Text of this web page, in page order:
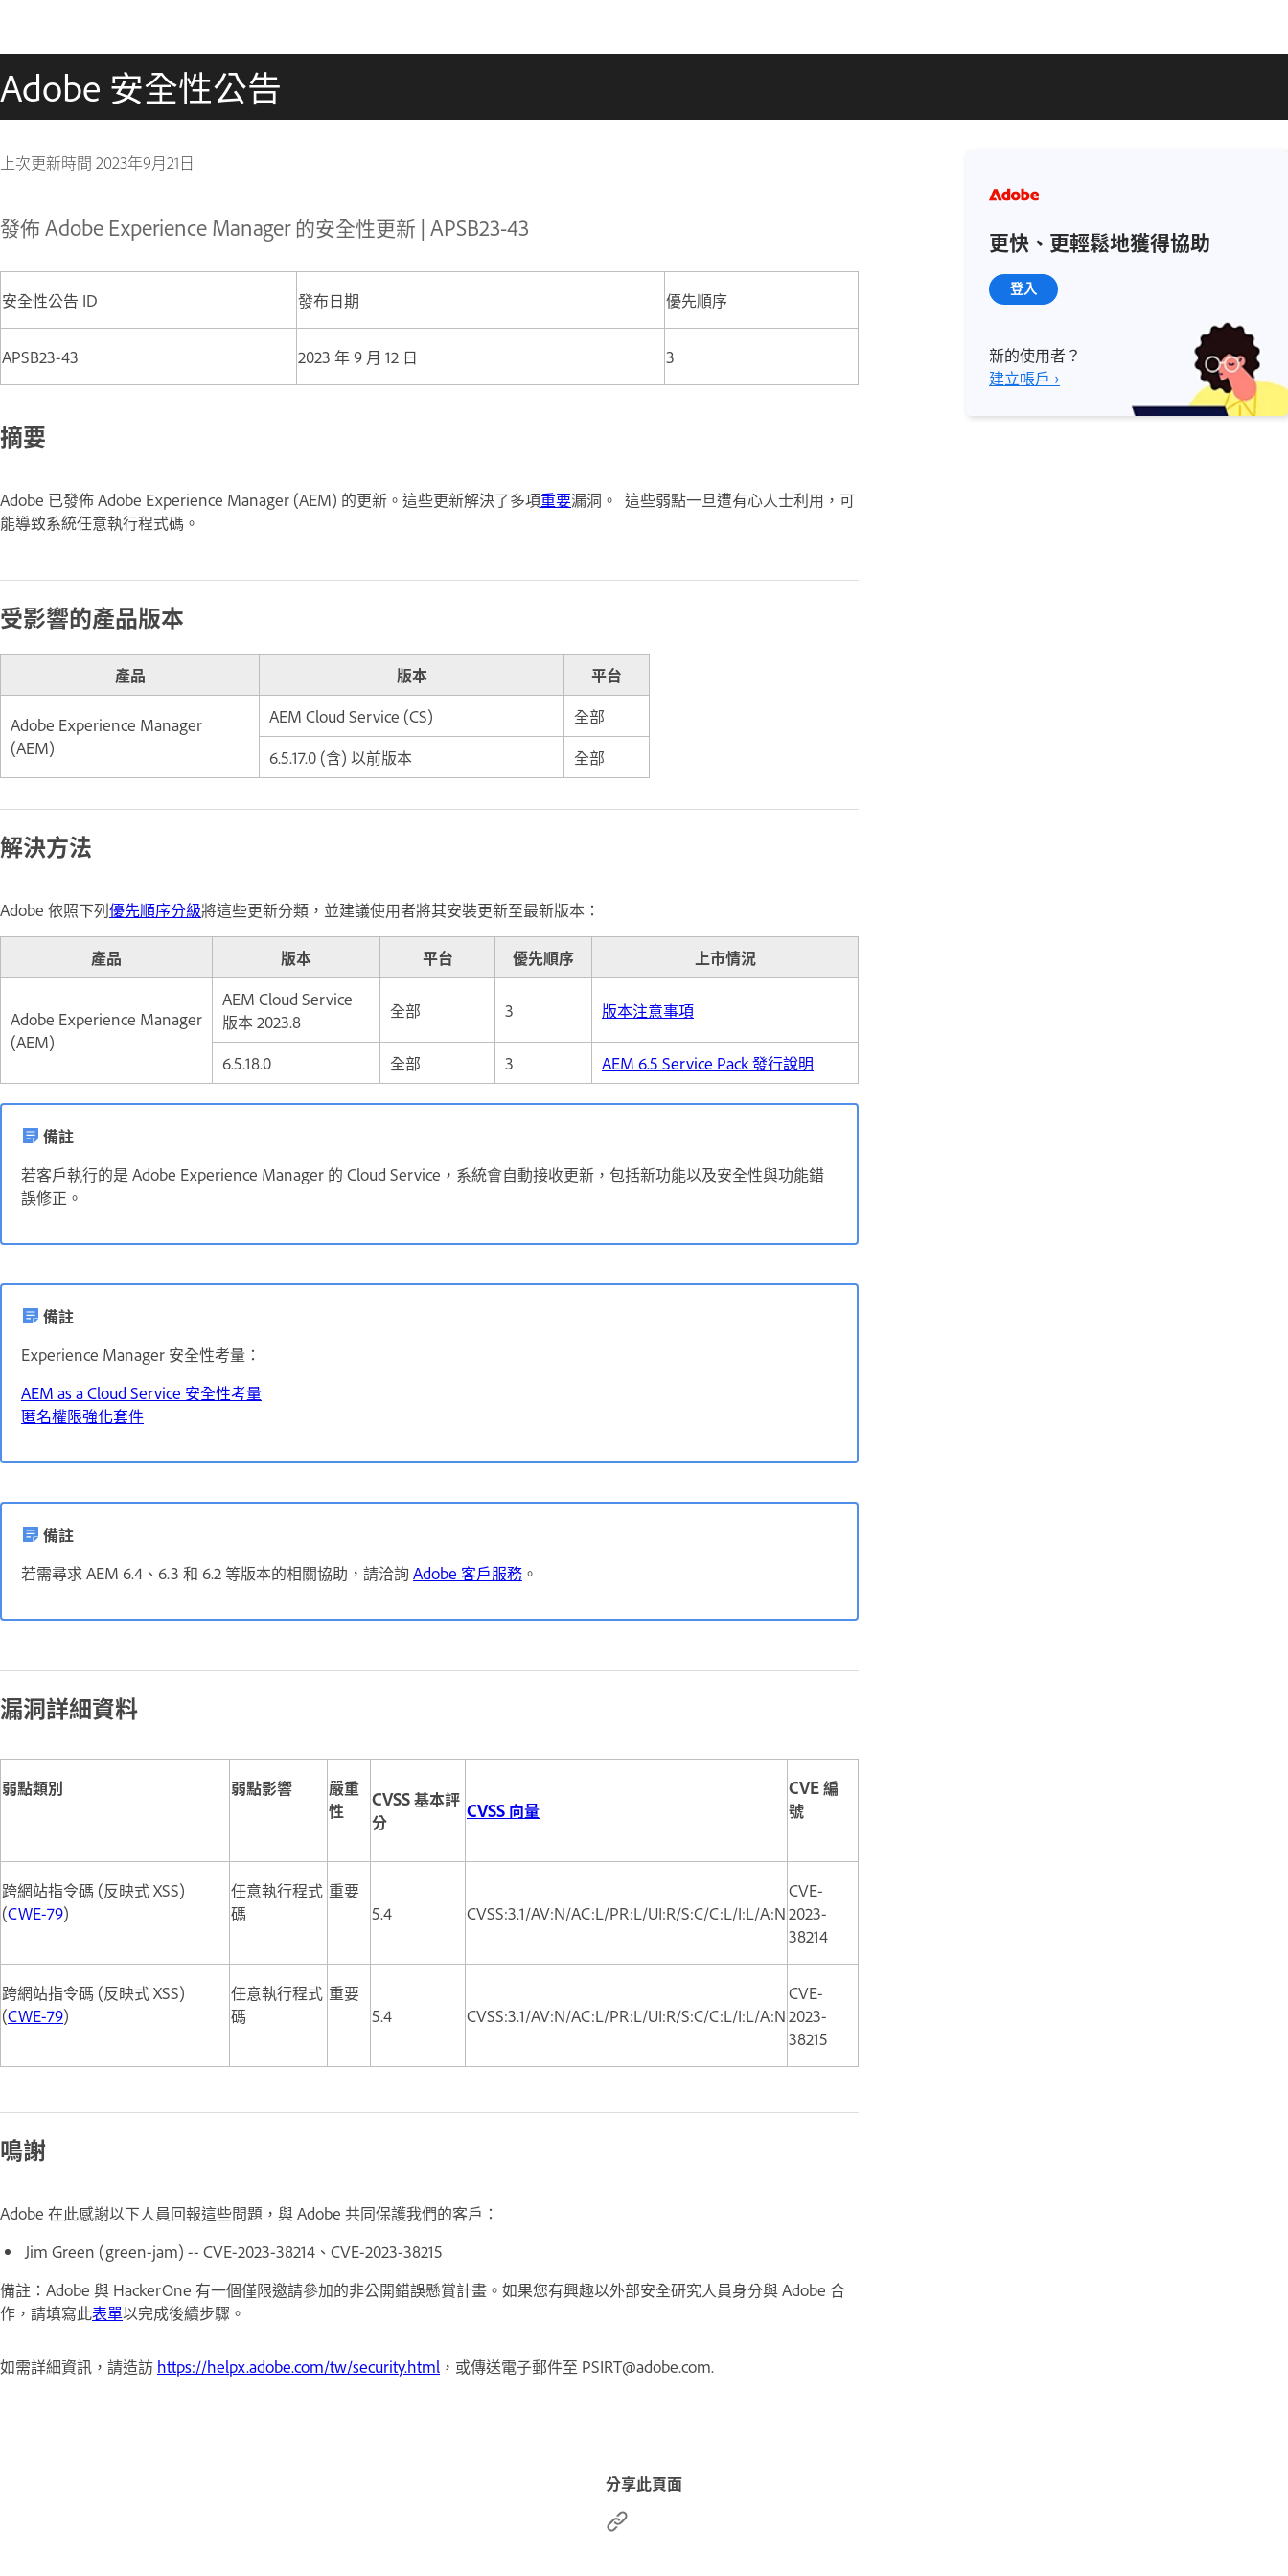
Adobe 安全性公告
上次更新時間 2023年9月21日
發佈 Adobe Experience Manager 的安全性更新 | APSB23-43
安全性公告 ID 發布日期 優先順序
APSB23-43 2023 年 9 月 12 日 3
摘要
Adobe 已發佈 Adobe Experience Manager (AEM) 的更新。這些更新解決了多項重要漏洞。 這些弱點一旦遭有心人士利用，可
能導致系統任意執行程式碼。
受影響的產品版本
產品 版本 平台
Adobe Experience Manager
(AEM)
AEM Cloud Service (CS)
全部
6.5.17.0 (含) 以前版本
全部
解決方法
Adobe 依照下列優先順序分級將這些更新分類，並建議使用者將其安裝更新至最新版本：
產品 版本 平台 優先順序 上市情況
Adobe Experience Manager
(AEM)
AEM Cloud Service
版本 2023.8
全部 3 版本注意事項
6.5.18.0 全部 3 AEM 6.5 Service Pack 發行說明
備註
若客戶執行的是 Adobe Experience Manager 的 Cloud Service，系統會自動接收更新，包括新功能以及安全性與功能錯
誤修正。
備註
Experience Manager 安全性考量：
AEM as a Cloud Service 安全性考量
匿名權限強化套件
備註
若需尋求 AEM 6.4、6.3 和 6.2 等版本的相關協助，請洽詢 Adobe 客戶服務 。
漏洞詳細資料
弱點類別 弱點影響
嚴重
性
CVSS 基本評
分
CVSS 向量
CVE 編
號
跨網站指令碼 (反映式 XSS)
(CWE-79)
任意執行程式
碼
重要
5.4
CVSS:3.1/AV:N/AC:L/PR:L/UI:R/S:C/C:L/I:L/A:N
CVE-
2023-
38214
跨網站指令碼 (反映式 XSS)
(CWE-79)
任意執行程式
碼
重要
5.4
CVSS:3.1/AV:N/AC:L/PR:L/UI:R/S:C/C:L/I:L/A:N
CVE-
2023-
38215
鳴謝
Adobe 在此感謝以下人員回報這些問題，與 Adobe 共同保護我們的客戶：
Jim Green (green-jam) -- CVE-2023-38214、CVE-2023-38215
備註：Adobe 與 HackerOne 有一個僅限邀請參加的非公開錯誤懸賞計畫。如果您有興趣以外部安全研究人員身分與 Adobe 合
作，請填寫此表單以完成後續步驟。
如需詳細資訊，請造訪 https://helpx.adobe.com/tw/security.html ，或傳送電子郵件至 PSIRT@adobe.com.
更快、更輕鬆地獲得協助
登入
新的使用者？
建立帳戶 ›
分享此頁面